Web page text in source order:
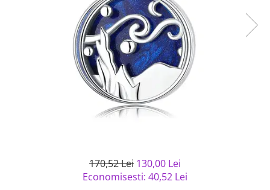
Bijuterii argint placat cu aur
Bijuterii argint cu diverse
Bijuterii argint cu murano
Bijuterii gotice si rock
Bijuterii Handmade
Casete si cutii de bijuterii
Solutii si lavete de curatare
170,52 Lei 130,00 Lei
Economisesti: 40,52 Lei